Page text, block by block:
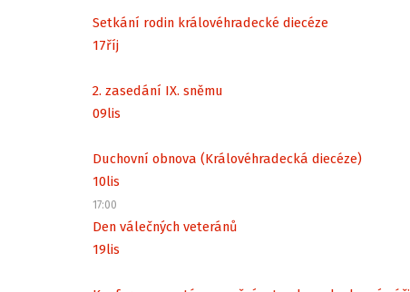
Setkání rodin královéhradecké diecéze
17říj
2. zasedání IX. sněmu
09lis
Duchovní obnova (Královéhradecká diecéze)
10lis
17:00
Den válečných veteránů
19lis